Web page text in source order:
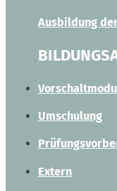
Ausbildung
Umschulung
Extern